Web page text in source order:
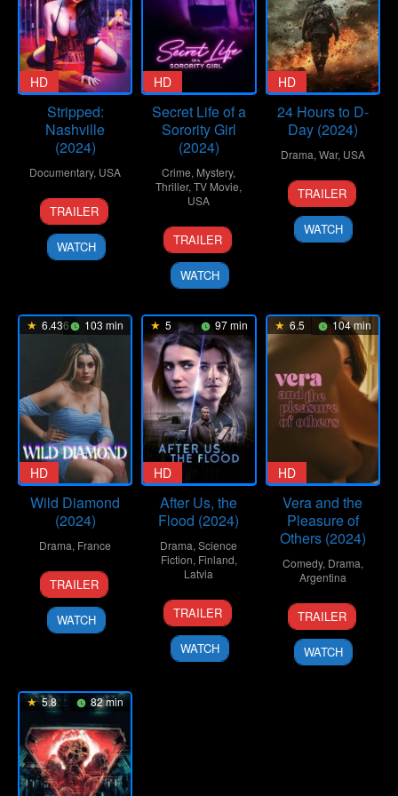
HD
Stripped:
Nashville
(2024)
Documentary, USA
6
Feb
2024
Marc
Ostrick
TRAILER
WATCH
HD
Secret Life of a
Sorority Girl
(2024)
Crime, Mystery,
Thriller,TV Movie,
USA
6
Apr
2024
Damián
Romay
TRAILER
WATCH
HD
24 Hours to D-
Day (2024)
Drama,War, USA
20
Sep
2024
Monroe
Robertson
TRAILER
WATCH
6.436 103 min
HD
Wild Diamond
(2024)
Drama, France
9
Oct
2024
Maéva
Ranc
TRAILER
WATCH
5 97 min
HD
After Us, the
Flood (2024)
Drama,Science
Fiction, Finland,
Latvia
5
Dec
2024
Arto
Halonen
TRAILER
WATCH
6.5 104 min
HD
Vera and the
Pleasure of
Others (2024)
Comedy, Drama,
Argentina
26
Sep
2024
Federico
Actis
TRAILER
WATCH
5.8 82 min